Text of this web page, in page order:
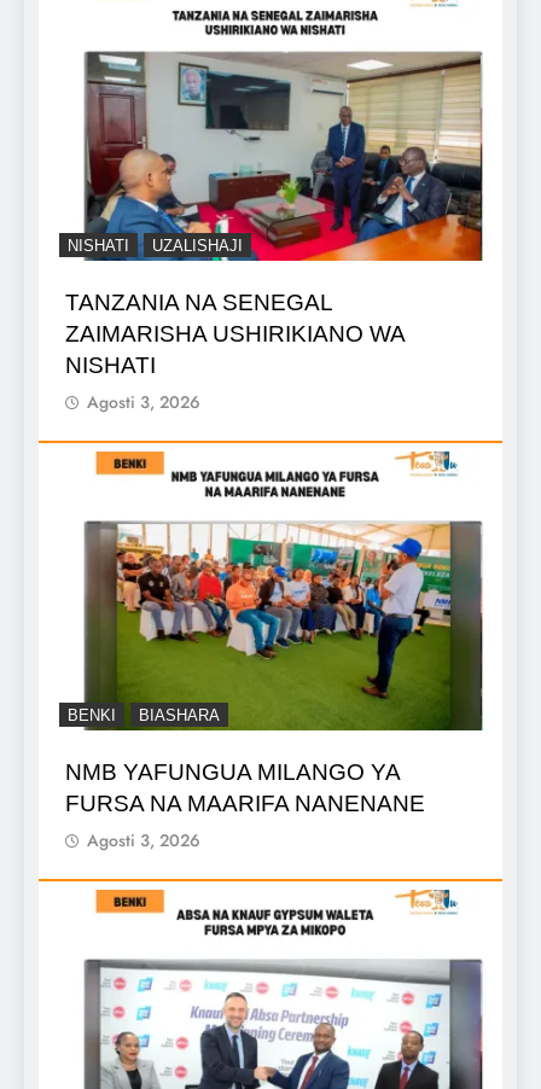
NISHATI UZALISHAJI
TANZANIA NA SENEGAL
ZAIMARISHA USHIRIKIANO WA
NISHATI
Agosti 3, 2026
BENKI BIASHARA
NMB YAFUNGUA MILANGO YA
FURSA NA MAARIFA NANENANE
Agosti 3, 2026